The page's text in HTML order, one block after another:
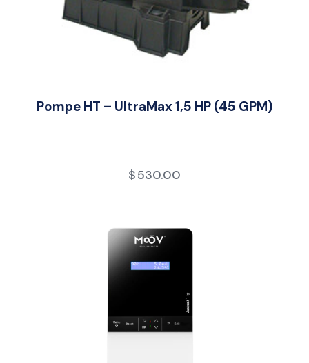
Pompe HT – UltraMax 1,5 HP (45 GPM)
$530.00